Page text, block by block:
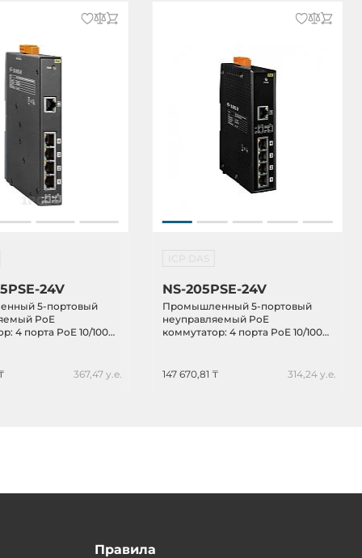
24V
5-портовый
PoE
4 порта PoE 10/100
367,47 у.е.
NS-205PSE-24V
Промышленный 5-портовый
неуправляемый PoE
коммутатор: 4 порта PoE 10/100
147 670,81 ₸
314,24 у.е.
Правила